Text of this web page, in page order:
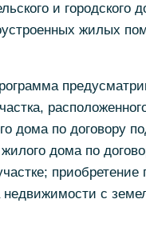
и
жилых
дома по договору
дома по
приобретение
с